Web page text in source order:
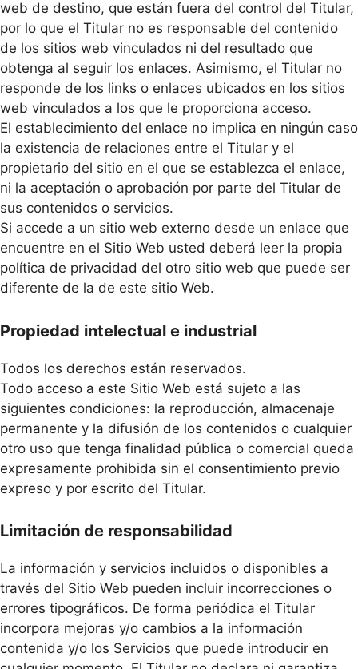
web de destino, que están fuera del control del Titular,
por lo que el Titular no es responsable del contenido
de los sitios web vinculados ni del resultado que
obtenga al seguir los enlaces. Asimismo, el Titular no
responde de los links o enlaces ubicados en los sitios
web vinculados a los que le proporciona acceso.
El establecimiento del enlace no implica en ningún caso
la existencia de relaciones entre el Titular y el
propietario del sitio en el que se establezca el enlace,
ni la aceptación o aprobación por parte del Titular de
sus contenidos o servicios.
Si accede a un sitio web externo desde un enlace que
encuentre en el Sitio Web usted deberá leer la propia
política de privacidad del otro sitio web que puede ser
diferente de la de este sitio Web.
Propiedad intelectual e industrial
Todos los derechos están reservados.
Todo acceso a este Sitio Web está sujeto a las
siguientes condiciones: la reproducción, almacenaje
permanente y la difusión de los contenidos o cualquier
otro uso que tenga finalidad pública o comercial queda
expresamente prohibida sin el consentimiento previo
expreso y por escrito del Titular.
Limitación de responsabilidad
La información y servicios incluidos o disponibles a
través del Sitio Web pueden incluir incorrecciones o
errores tipográficos. De forma periódica el Titular
incorpora mejoras y/o cambios a la información
contenida y/o los Servicios que puede introducir en